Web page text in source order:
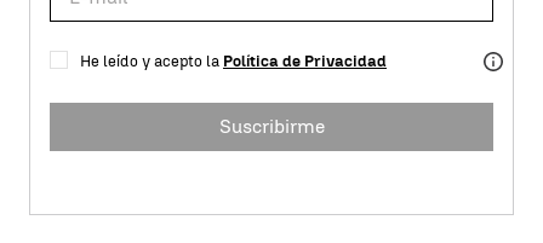
He leído y acepto la Política de Privacidad
Suscribirme